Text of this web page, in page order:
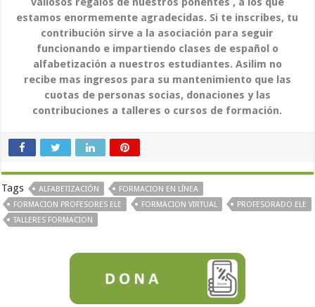
estamos enormemente agradecidas. Si te inscribes, tu
contribución sirve a la asociación para seguir
funcionando e impartiendo clases de español o
alfabetización a nuestros estudiantes. Asilim no
recibe mas ingresos para su mantenimiento que las
cuotas de personas socias, donaciones y las
contribuciones a talleres o cursos de formación.
Tags ALFABETIZACIÓN
FORMACION EN LÍNEA
FORMACION PROFESORES ELE
FORMACION VIRTUAL
PROFESORADO ELE
TALLERES FORMACION